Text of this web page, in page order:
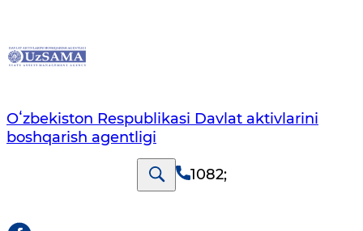
Oʻzbekiston Respublikasi Davlat aktivlarini
boshqarish agentligi
1082;